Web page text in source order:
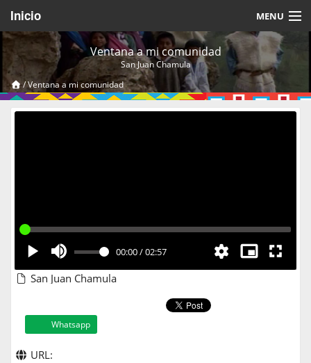
Inicio MENU
Acerca de
Videos Temáticos
Cerrar Sesión
Ventana a mi comunidad
San Juan Chamula
/Ventana a mi comunidad
00:00/02:57
San Juan Chamula
Whatsapp
URL: